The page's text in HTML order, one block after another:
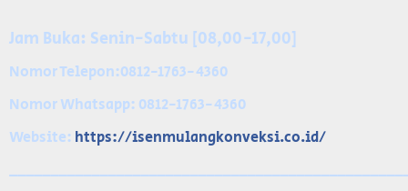
Jam Buka: Senin-Sabtu [08,00-17,00]
Nomor Telepon:0812-1763-4360
Nomor Whatsapp: 0812-1763-4360
Website: https://isenmulangkonveksi.co.id/